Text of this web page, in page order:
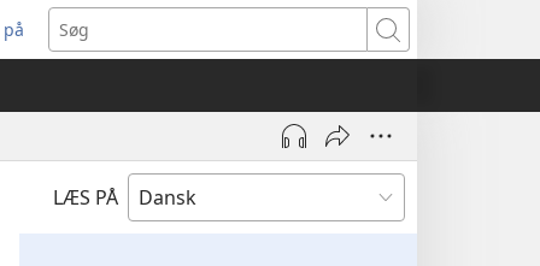
på
Søg
LÆS PÅ